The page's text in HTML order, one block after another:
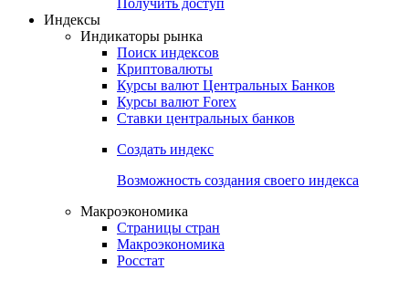
Попробуйте7-дневный
Откройте глобальную базу данных
Получить доступ
Индикаторы рынка
Поиск индексов
Курсы валют Центральных Банков
Ставки центральных банков
Создать индекс
Возможность создания своего индекса